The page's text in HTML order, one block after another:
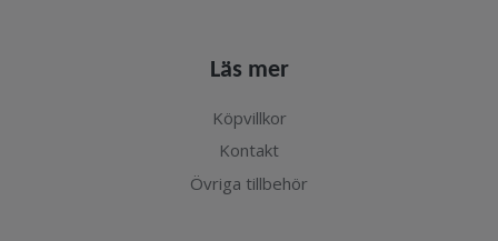
Läs mer
Köpvillkor
Kontakt
Övriga tillbehör